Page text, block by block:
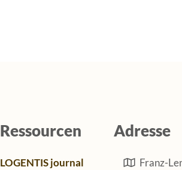
Ressourcen
LOGENTIS journal
Adresse
Franz-